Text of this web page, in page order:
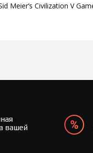
Meier’s Civilization V
вашей